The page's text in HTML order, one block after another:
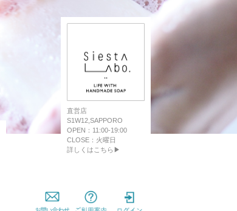
直営店
S1W12,SAPPORO
OPEN：11:00-19:00
CLOSE：火曜日
詳しくはこちら▶